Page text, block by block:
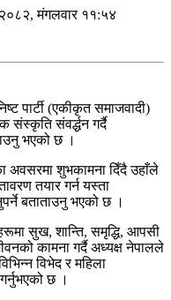
मंगलवार ११:५४
पार्टी (एकीकृत समाजवादी)
संस्कृति संवर्द्धन गर्दै
भएको छ ।
अवसरमा शुभकामना दिँदै उहाँले
तयार गर्न यस्ता
बताताउनु भएको छ ।
सुख, शान्ति, समृद्धि, आपसी
कामना गर्दै अध्यक्ष नेपालले
विभेद र महिला
छ ।